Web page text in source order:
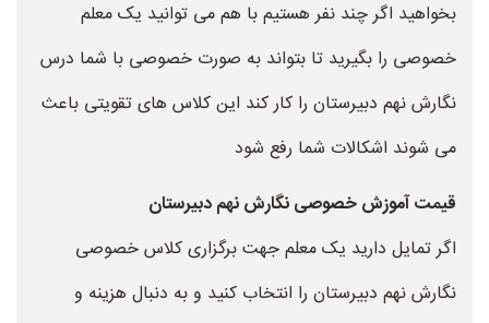
بخواهید اگر چند نفر هستیم با هم می توانید یک معلم
خصوصی را بگیرید تا بتواند به صورت خصوصی با شما درس
نگارش نهم دبیرستان را کار کند این کلاس های تقویتی باعث
می شوند اشکالات شما رفع شود
قیمت آموزش خصوصی نگارش نهم دبیرستان
اگر تمایل دارید یک معلم جهت برگزاری کلاس خصوصی
نگارش نهم دبیرستان را انتخاب کنید و به دنبال هزینه و